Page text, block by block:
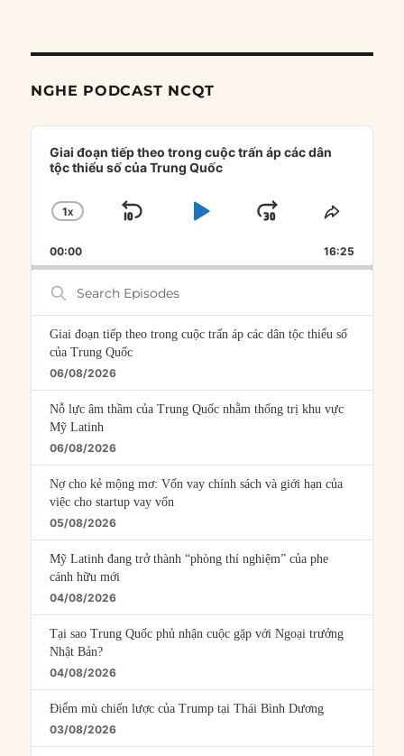
NGHE PODCAST NCQT
Audio
Player
Giai đoạn tiếp theo trong cuộc trấn áp các dân
tộc thiểu số của Trung Quốc
CHANGE
RATE
1X
SKIP
PLAYJUMP
FORWARD
SHARE
00:00 16:25
Search
Episodes
Giai đoạn tiếp theo trong cuộc trấn áp các dân tộc thiểu số
của Trung Quốc
06/08/2026
Nỗ lực âm thầm của Trung Quốc nhằm thống trị khu vực
Mỹ Latinh
06/08/2026
Nợ cho kẻ mộng mơ: Vốn vay chính sách và giới hạn của
việc cho startup vay vốn
05/08/2026
Mỹ Latinh đang trở thành “phòng thí nghiệm” của phe
cánh hữu mới
04/08/2026
Tại sao Trung Quốc phủ nhận cuộc gặp với Ngoại trưởng
Nhật Bản?
04/08/2026
Điểm mù chiến lược của Trump tại Thái Bình Dương
03/08/2026